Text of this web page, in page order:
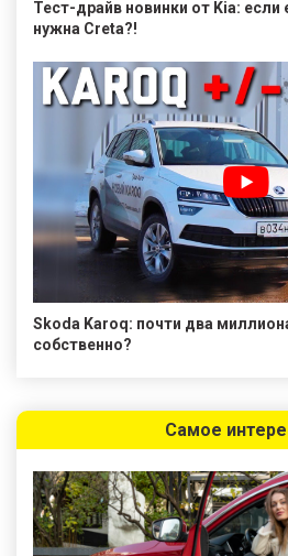
Тест-драйв новинки от Kia: если
нужна Creta?!
Skoda Karoq: почти два
собственно?
Самое